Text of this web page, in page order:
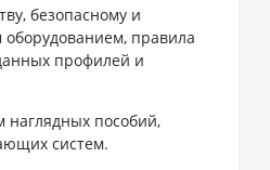
безопасному и
правила
профилей и
наглядных пособий,
систем.